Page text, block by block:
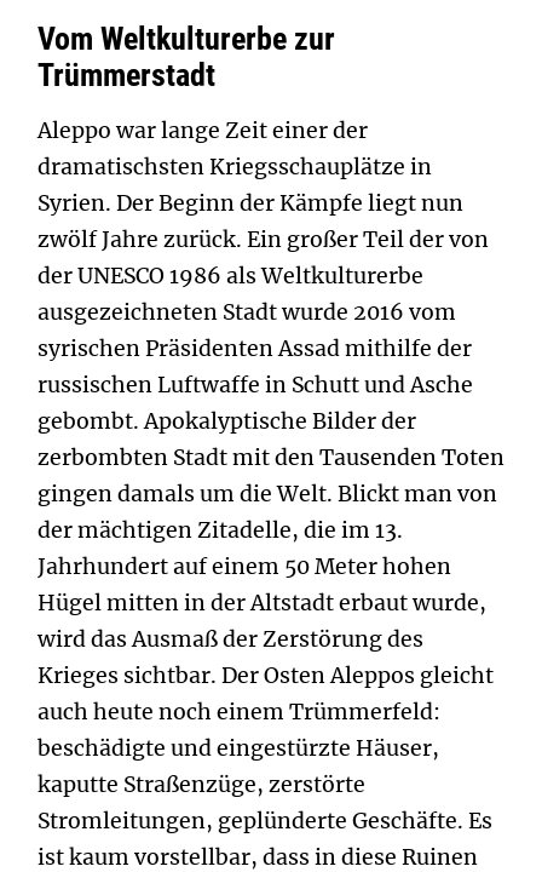
Vom Weltkulturerbe zur
Trümmerstadt
Aleppo war lange Zeit einer der
dramatischsten Kriegsschauplätze in
Syrien. Der Beginn der Kämpfe liegt nun
zwölf Jahre zurück. Ein großer Teil der von
der UNESCO 1986 als Weltkulturerbe
ausgezeichneten Stadt wurde 2016 vom
syrischen Präsidenten Assad mithilfe der
russischen Luftwaffe in Schutt und Asche
gebombt. Apokalyptische Bilder der
zerbombten Stadt mit den Tausenden Toten
gingen damals um die Welt. Blickt man von
der mächtigen Zitadelle, die im 13.
Jahrhundert auf einem 50 Meter hohen
Hügel mitten in der Altstadt erbaut wurde,
wird das Ausmaß der Zerstörung des
Krieges sichtbar. Der Osten Aleppos gleicht
auch heute noch einem Trümmerfeld:
beschädigte und eingestürzte Häuser,
kaputte Straßenzüge, zerstörte
Stromleitungen, geplünderte Geschäfte. Es
ist kaum vorstellbar, dass in diese Ruinen